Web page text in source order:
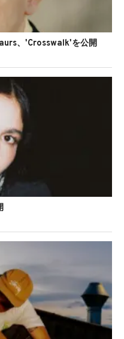
、'Crosswalk'を公開